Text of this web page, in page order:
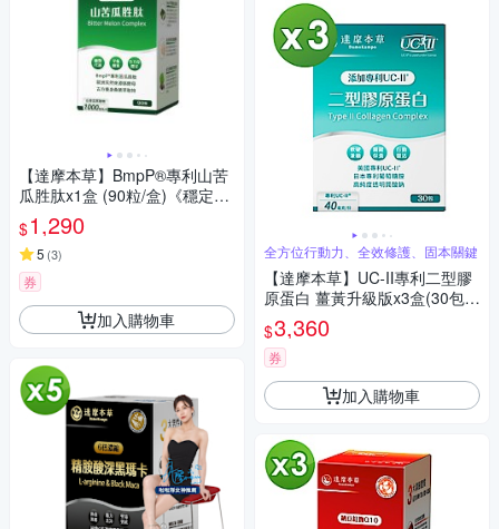
【達摩本草】BmpP®專利山苦
瓜胜肽x1盒 (90粒/盒)《穩定調
控、國際期刊證實》
$1,290
5 (3)
券
加入購物車
全方位行動力、全效修護、固本關鍵
【達摩本草】UC-II專利二型膠
原蛋白 薑黃升級版x3盒(30包/
盒)
$3,360
券
加入購物車